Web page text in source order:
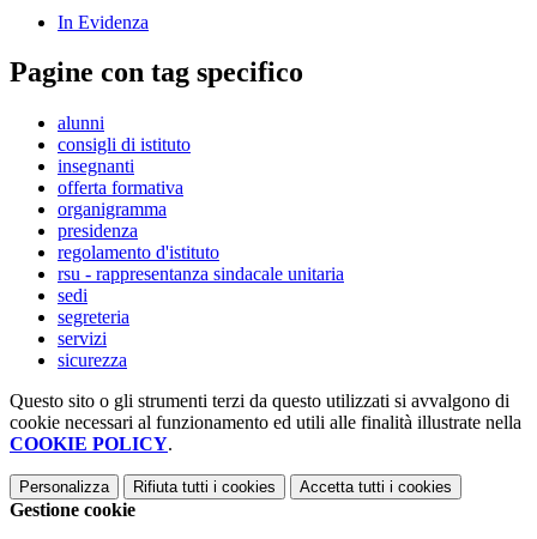
In Evidenza
Pagine con tag specifico
alunni
consigli di istituto
insegnanti
offerta formativa
organigramma
presidenza
regolamento d'istituto
rsu - rappresentanza sindacale unitaria
sedi
segreteria
servizi
sicurezza
Questo sito o gli strumenti terzi da questo utilizzati si avvalgono di
cookie necessari al funzionamento ed utili alle finalità illustrate nella
COOKIE POLICY.
Personalizza Rifiuta tutti i cookies Accetta tutti i cookies
Gestione cookie